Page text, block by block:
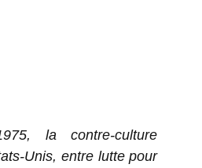
la contre-culture
Unis, entre lutte pour